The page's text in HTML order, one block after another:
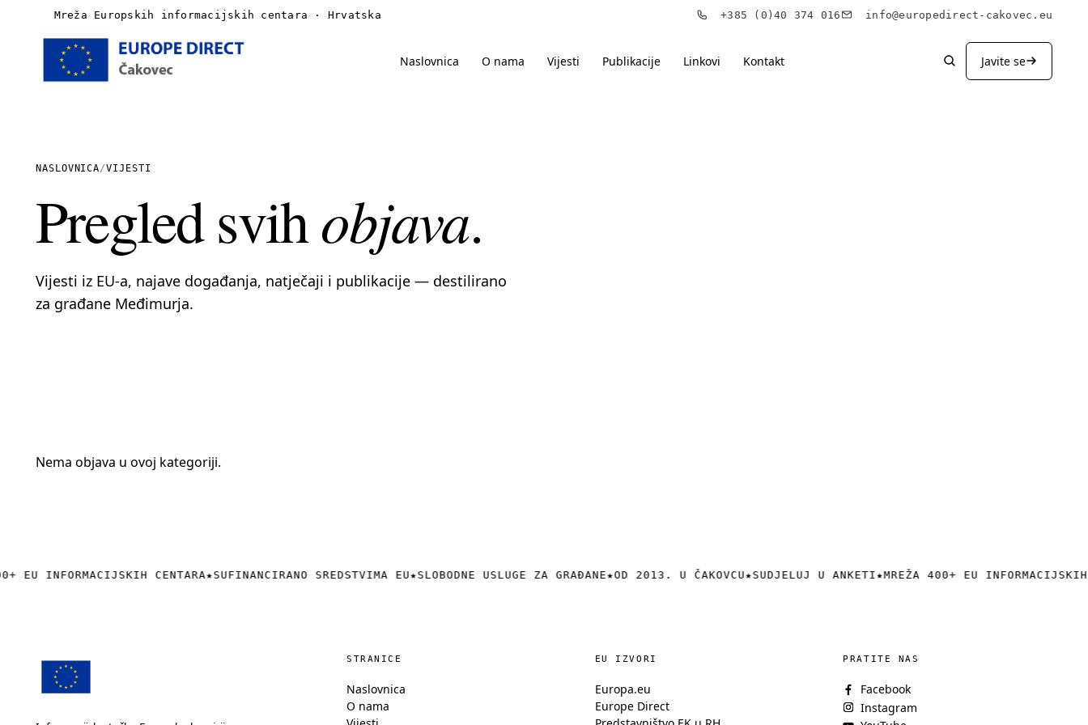
Mreža Europskih informacijskih centara · Hrvatska +385 (0)40 374 016 info@europedirect-cakovec.eu
Naslovnica O nama Vijesti Publikacije Linkovi Kontakt Javite se
Vijesti
Publikacije
Linkovi
NASLOVNICA/VIJESTI
Pregled svihobjava.
Vijesti iz EU-a, najave događanja, natječaji i publikacije — destilirano
za građane Međimurja.
Nema objava u ovoj kategoriji.
EU INFORMACIJSKIH CENTARA★SUFINANCIRANO SREDSTVIMA EU★SLOBODNE USLUGE ZA GRAĐANE★OD 2013. U ČAKOVCU★SUDJELUJ U ANKETI★MREŽA 400+ EU INFORMACIJSKIH
STRANICE
Naslovnica
O nama
EU IZVORI
Europa.eu
Europe Direct
PRATITE NAS
Facebook
Instagram